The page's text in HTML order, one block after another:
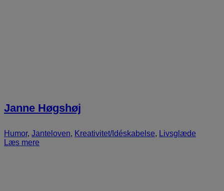
Janne Høgshøj
Humor, Janteloven, Kreativitet/Idéskabelse, Livsglæde
Læs mere